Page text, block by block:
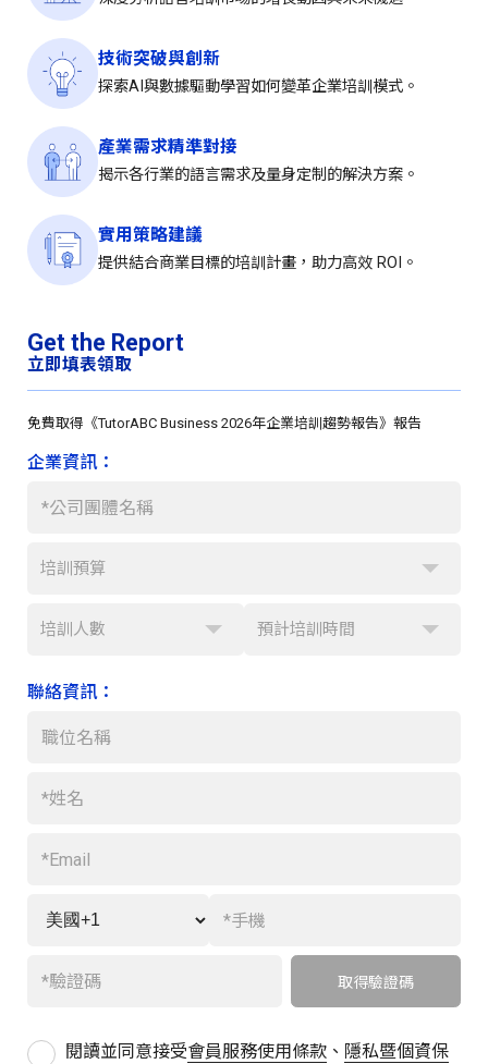
技術突破與創新
探索AI與數據驅動學習如何變革企業培訓模式。
產業需求精準對接
揭示各行業的語言需求及量身定制的解決方案。
實用策略建議
提供結合商業目標的培訓計畫，助力高效 ROI。
Get the Report
立即填表領取
免費取得《TutorABC Business 2026年企業培訓趨勢報告》報告
企業資訊：
培訓預算
培訓人數 預計培訓時間
聯絡資訊：
閱讀並同意接受會員服務使用條款 、 隱私暨個資保